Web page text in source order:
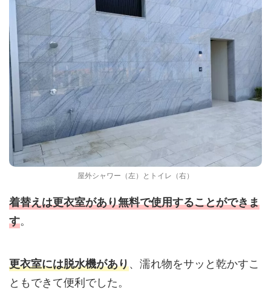
屋外シャワー（左）とトイレ（右）
着替えは更衣室があり無料で使用することができま
す。
更衣室には脱水機があり、濡れ物をサッと乾かすこ
ともできて便利でした。